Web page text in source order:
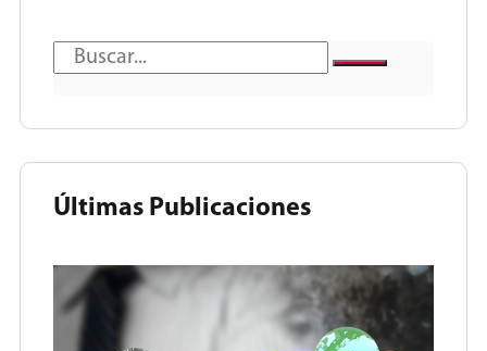
Últimas Publicaciones